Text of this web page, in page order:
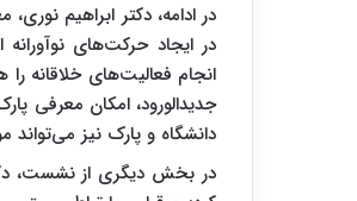
در ادامه، دکتر ابراهیم
در ایجاد حرکت‌های
انجام فعالیت‌های خلاقانه
جدیدالورود، امکان معرفی
دانشگاه و پارک نیز
در بخش دیگری از نشست،